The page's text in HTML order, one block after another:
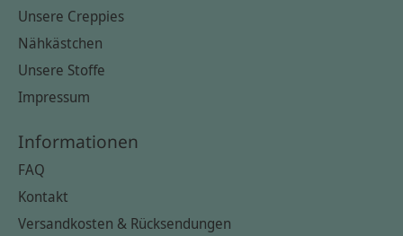
Unsere Creppies
Nähkästchen
Unsere Stoffe
Impressum
Informationen
FAQ
Kontakt
Versandkosten & Rücksendungen